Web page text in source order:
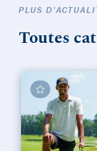
PLUS
Toutes